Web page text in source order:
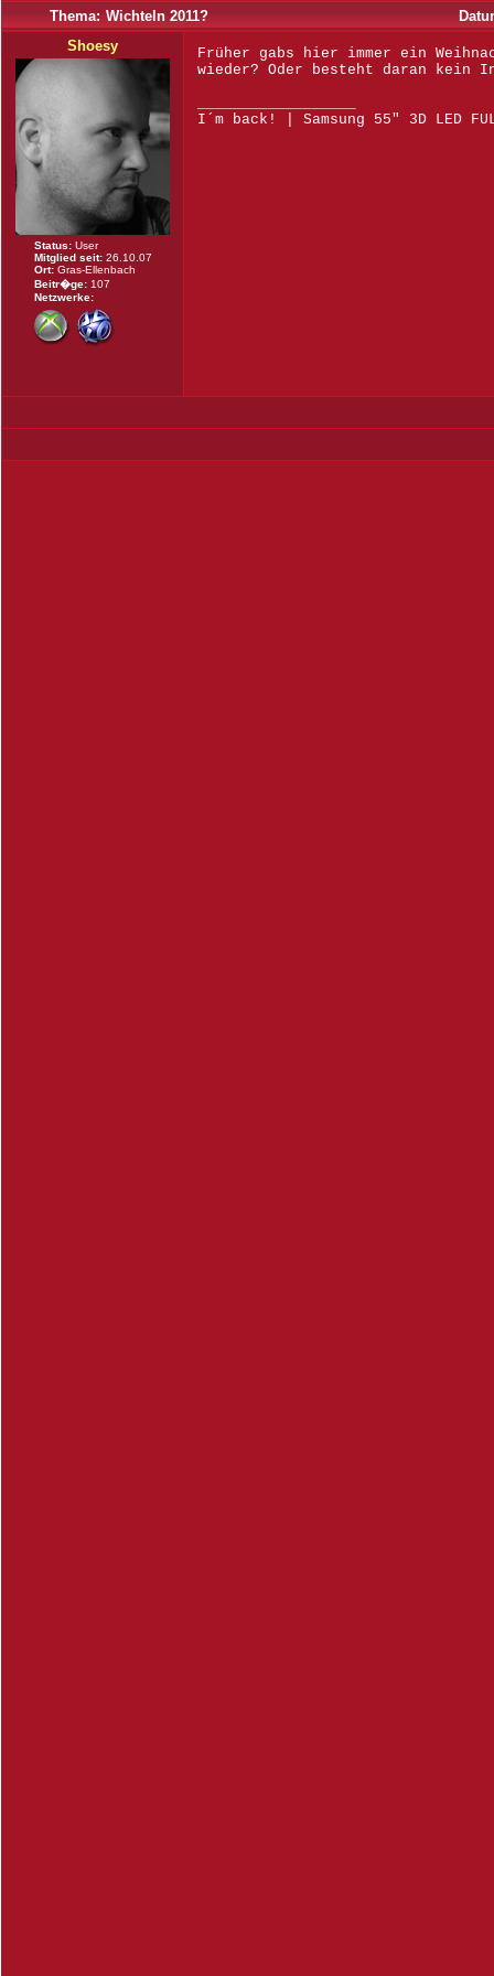
Thema: Wichteln 2011?
Shoesy
Status: User
Mitglied seit: 26.10.07
Ort: Gras-Ellenbach
Beitr�ge: 107
Netzwerke:
Früher gabs hier immer ein
wieder? Oder besteht daran kein
I´m back! | Samsung 55" 3D LED